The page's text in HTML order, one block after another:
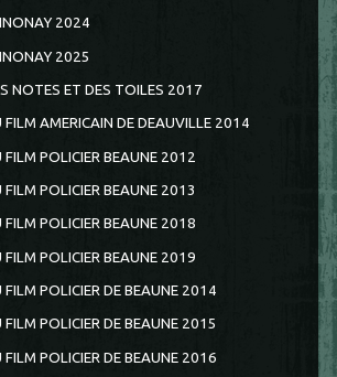
2024
2025
NOTES ET DES TOILES 2017
FILM AMERICAIN DE DEAUVILLE 2014
FILM POLICIER BEAUNE 2012
FILM POLICIER BEAUNE 2013
FILM POLICIER BEAUNE 2018
FILM POLICIER BEAUNE 2019
FILM POLICIER DE BEAUNE 2014
FILM POLICIER DE BEAUNE 2015
FILM POLICIER DE BEAUNE 2016